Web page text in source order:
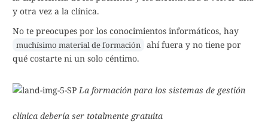
y otra vez a la clínica.
No te preocupes por los conocimientos informáticos, hay
muchísimo material de formación ahí fuera y no tiene por
qué costarte ni un solo céntimo.
La formación para los sistemas de gestión
clínica debería ser totalmente gratuita